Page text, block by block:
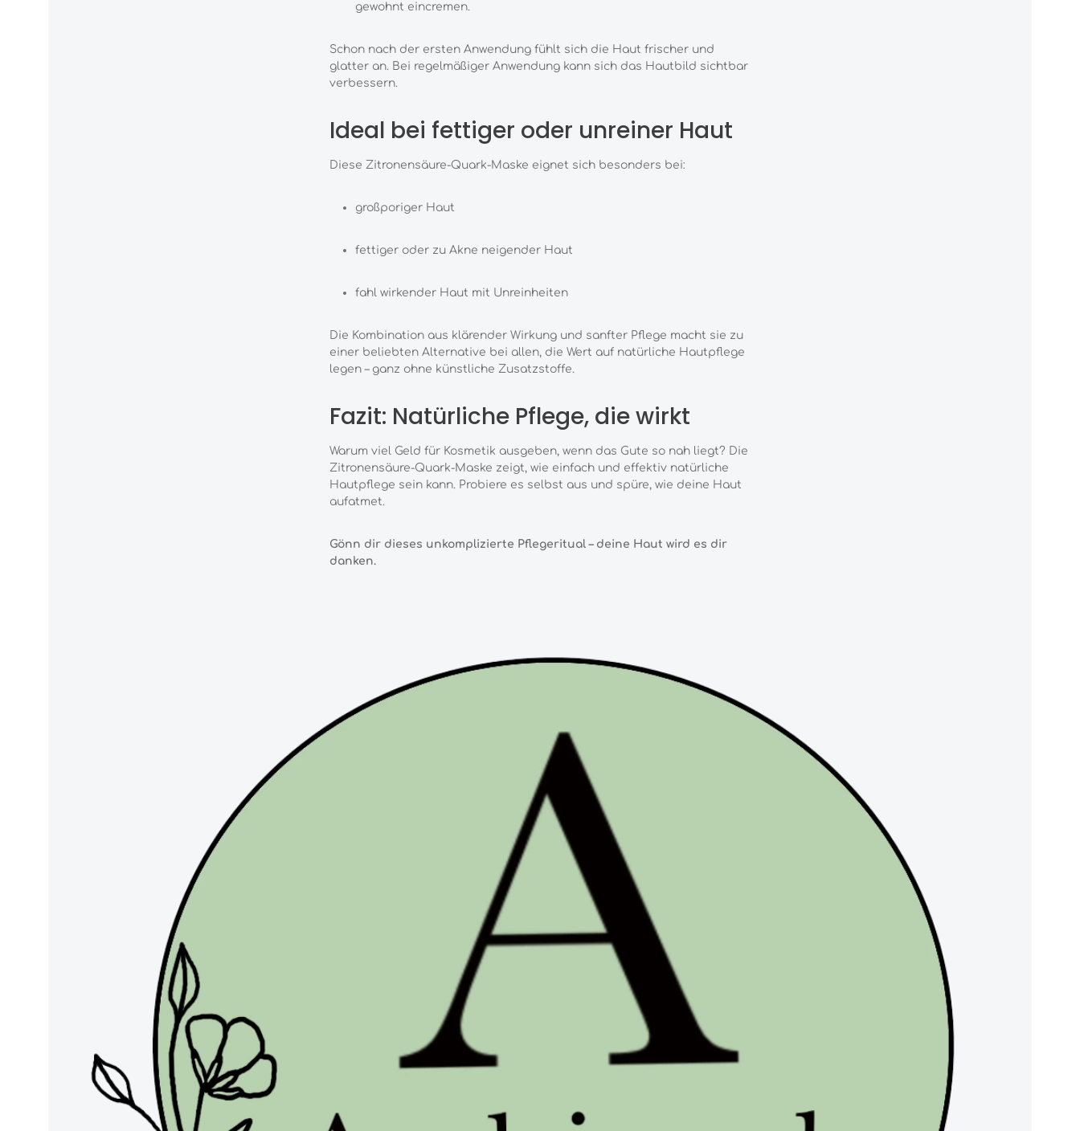
gewohnt eincremen.
Schon nach der ersten Anwendung fühlt sich die Haut frischer und
glatter an. Bei regelmäßiger Anwendung kann sich das Hautbild sichtbar
verbessern.
Ideal bei fettiger oder unreiner Haut
Diese Zitronensäure-Quark-Maske eignet sich besonders bei:
großporiger Haut
fettiger oder zu Akne neigender Haut
fahl wirkender Haut mit Unreinheiten
Die Kombination aus klärender Wirkung und sanfter Pflege macht sie zu
einer beliebten Alternative bei allen, die Wert auf natürliche Hautpflege
legen – ganz ohne künstliche Zusatzstoffe.
Fazit: Natürliche Pflege, die wirkt
Warum viel Geld für Kosmetik ausgeben, wenn das Gute so nah liegt? Die
Zitronensäure-Quark-Maske zeigt, wie einfach und effektiv natürliche
Hautpflege sein kann. Probiere es selbst aus und spüre, wie deine Haut
aufatmet.
Gönn dir dieses unkomplizierte Pflegeritual – deine Haut wird es dir
danken.